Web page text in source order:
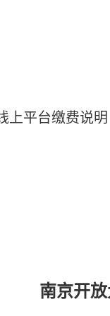
上平台缴费说明
南京开